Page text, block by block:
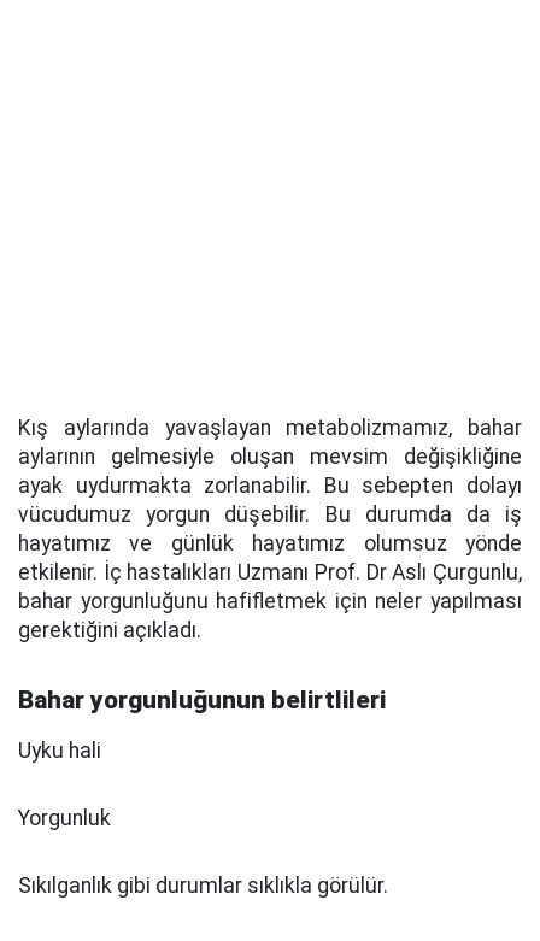
Kış aylarında yavaşlayan metabolizmamız, bahar
aylarının gelmesiyle oluşan mevsim değişikliğine
ayak uydurmakta zorlanabilir. Bu sebepten dolayı
vücudumuz yorgun düşebilir. Bu durumda da iş
hayatımız ve günlük hayatımız olumsuz yönde
etkilenir. İç hastalıkları Uzmanı Prof. Dr Aslı Çurgunlu,
bahar yorgunluğunu hafifletmek için neler yapılması
gerektiğini açıkladı.
Bahar yorgunluğunun belirtlileri
Uyku hali
Yorgunluk
Sıkılganlık gibi durumlar sıklıkla görülür.